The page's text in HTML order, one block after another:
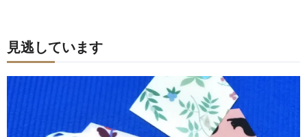
見逃しています